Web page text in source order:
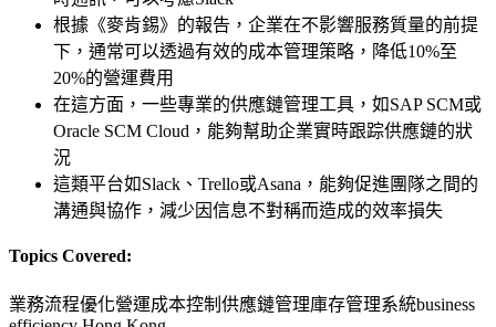
根據《麥肯錫》的報告，企業在不影響服務質量的前提
下，通常可以透過有效的成本管理策略，降低10%至
20%的營運費用
在這方面，一些專業的供應鏈管理工具，如SAP SCM或
Oracle SCM Cloud，能夠幫助企業實時跟踪供應鏈的狀
況
這類平台如Slack、Trello或Asana，能夠促進團隊之間的
溝通與協作，減少因信息不對稱而造成的效率損失
Topics Covered:
業務流程優化營運成本控制 供應鏈管理庫存管理系統business